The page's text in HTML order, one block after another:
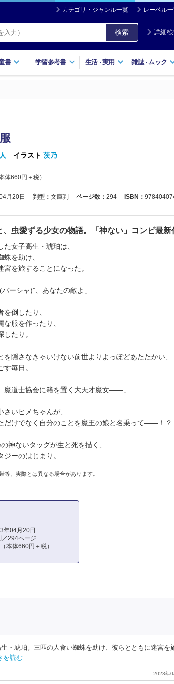
カテゴリ・ジャンル一覧 レーベル
検索 詳細
書 学習参考書 生活・実用 雑誌・ ムック
イラスト 茨乃
体660円＋税）
月20日 判型： 文庫判 ページ数： 294 ISBN：
、虫愛ずる少女の物語。「神ない」コンビ最新
た女子高生・琥珀は、
蛛を助け、
宮を旅することになった。
バーシャ)”、あなたの敵よ」
を倒したり、
な服を作ったり、
したり。
を隠さなきゃいけない前世よりよっぽどあたたかい、
す毎日。
魔道士協会に籍を置く大天才魔女――」
さいヒメちゃんが、
だけでなく自分のことを魔王の娘と名乗って――！
神ないタッグが生と死を描く、
ジーのはじまり。
等、実際とは異なる場合があります。
年04月20日
／294ページ
本体660円＋税）
・琥珀。三匹の人食い蜘蛛を助け、彼らとともに迷宮を
を読む
2023年